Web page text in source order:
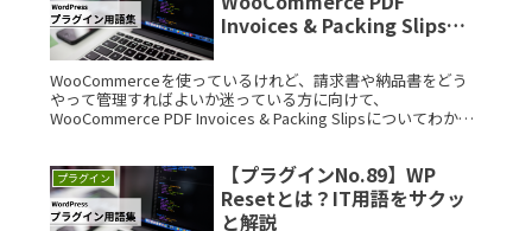
Invoices & Packing Slipsと
WooCommerceを使っているけれど、請求書や納品書をどう
やって管理すればよいか迷っている方に向けて、
WooCommerce PDF Invoices & Packing Slipsについてわかり
プラグイン
【プラグインNo.89】WP
Resetとは？IT用語をサクッ
と解説